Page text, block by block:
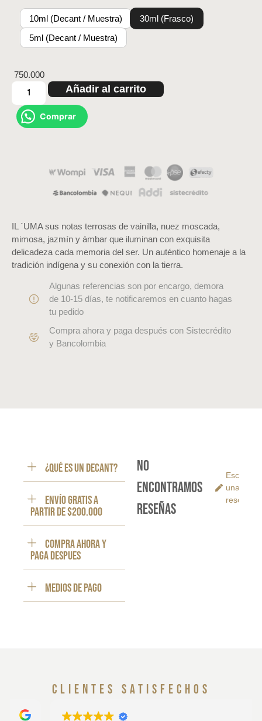
10ml (Decant / Muestra)
30ml (Frasco)
5ml (Decant / Muestra)
750.000
Añadir al carrito
Comprar
IL `UMA sus notas terrosas de vainilla, nuez moscada,
mimosa, jazmín y ámbar que iluminan con exquisita
delicadeza cada memoria del ser. Un auténtico homenaje a la
tradición indígena y su conexión con la tierra.
Algunas referencias son por encargo, demora
de 10-15 días, te notificaremos en cuanto hagas
tu pedido
Compra ahora y paga después con Sistecrédito
y Bancolombia
¿Qué es un decant?
ENVÍO GRATIS a
partir de $200.000
Compra ahora y
paga despues
Medios de pago
No
encontramos
reseñas
Escribe
una
reseña
clientes satisfechos